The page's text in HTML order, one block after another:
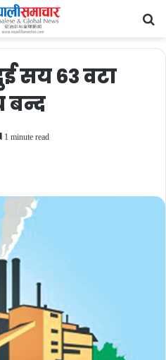
सय ६३ वटा
बन्द
1 minute read